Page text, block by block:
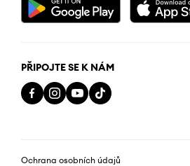
PŘIPOJTE SE K NÁM
Ochrana osobních údajů